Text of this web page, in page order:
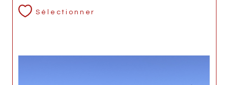
Sélectionner